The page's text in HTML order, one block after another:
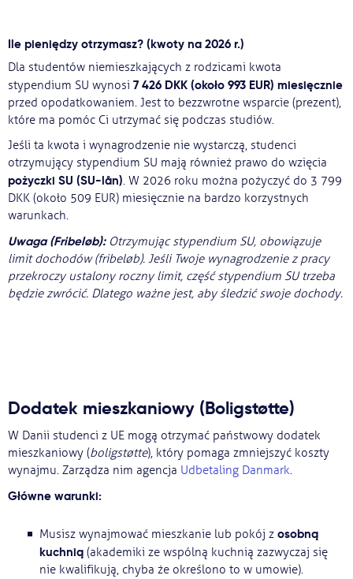
Ile pieniędzy otrzymasz? (kwoty na 2026 r.)
Dla studentów niemieszkających z rodzicami kwota
stypendium SU wynosi 7 426 DKK (około 993 EUR) miesięcznie
przed opodatkowaniem. Jest to bezzwrotne wsparcie (prezent),
które ma pomóc Ci utrzymać się podczas studiów.
Jeśli ta kwota i wynagrodzenie nie wystarczą, studenci
otrzymujący stypendium SU mają również prawo do wzięcia
pożyczki SU (SU-lån). W 2026 roku można pożyczyć do 3 799
DKK (około 509 EUR) miesięcznie na bardzo korzystnych
warunkach.
Uwaga (Fribeløb):Otrzymując stypendium SU, obowiązuje
limit dochodów (fribeløb). Jeśli Twoje wynagrodzenie z pracy
przekroczy ustalony roczny limit, część stypendium SU trzeba
będzie zwrócić. Dlatego ważne jest, aby śledzić swoje dochody.
Dodatek mieszkaniowy (Boligstøtte)
W Danii studenci z UE mogą otrzymać państwowy dodatek
mieszkaniowy (boligstøtte), który pomaga zmniejszyć koszty
wynajmu. Zarządza nim agencja Udbetaling Danmark.
Główne warunki:
Musisz wynajmować mieszkanie lub pokój z osobną
kuchnią (akademiki ze wspólną kuchnią zazwyczaj się
nie kwalifikują, chyba że określono to w umowie).